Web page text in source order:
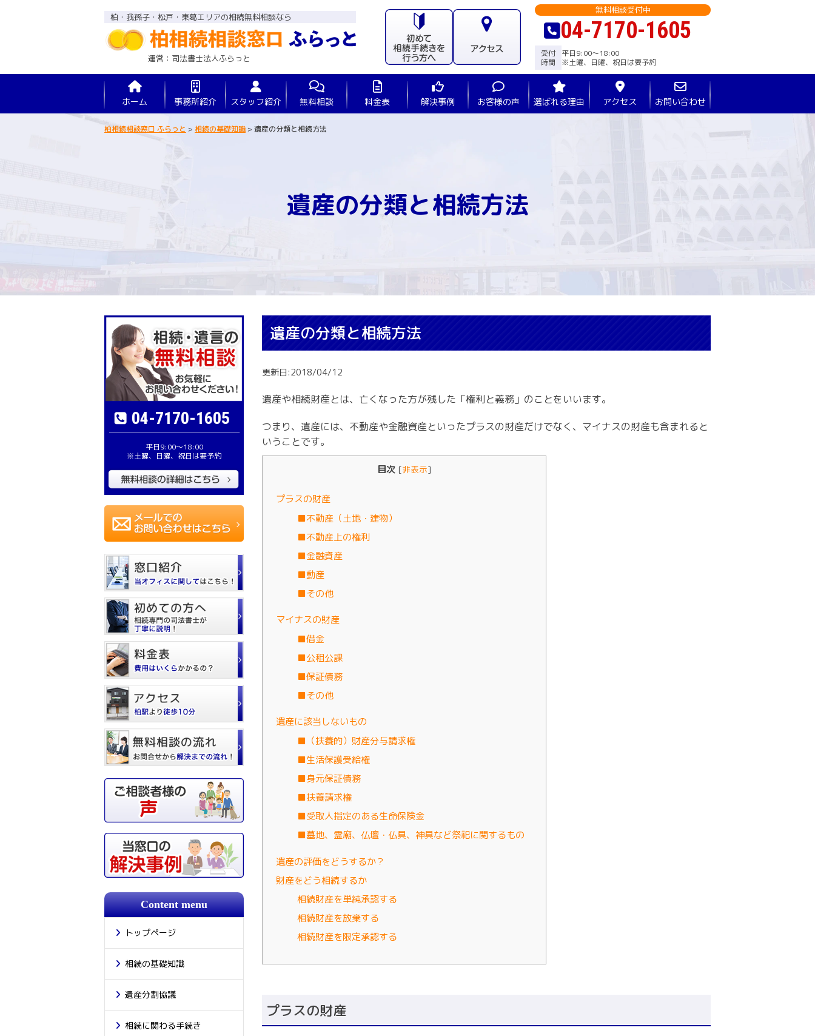
柏・我孫子・松戸・東葛エリアの相続無料相談なら
運営：司法書士法人ふらっと
無料相談受付中
04-7170-1605
受付
時間
平日9:00〜18:00
※土曜、日曜、祝日は要予約
ホーム 事務所紹介 スタッフ紹介 無料相談 料金表 解決事例 お客様の声 選ばれる理由 アクセス お問い合わせ
柏相続相談窓口 ふらっと > 相続の基礎知識 > 遺産の分類と相続方法
遺産の分類と相続方法
04-7170-1605
平日9:00〜18:00
※土曜、日曜、祝日は要予約
Content menu
トップページ
相続の基礎知識
遺産分割協議
相続に関わる手続き
遺産の分類と相続方法
更新日:2018/04/12
遺産や相続財産とは、亡くなった方が残した「権利と義務」のことをいいます。
つまり、遺産には、不動産や金融資産といったプラスの財産だけでなく、マイナスの財産も含まれると
いうことです。
目次 [非表示]
プラスの財産
■不動産（土地・建物）
■不動産上の権利
■金融資産
■動産
■その他
マイナスの財産
■借金
■公租公課
■保証債務
■その他
遺産に該当しないもの
■（扶養的）財産分与請求権
■生活保護受給権
■身元保証債務
■扶養請求権
■受取人指定のある生命保険金
■墓地、霊廟、仏壇・仏具、神具など祭祀に関するもの
遺産の評価をどうするか？
財産をどう相続するか
相続財産を単純承認する
相続財産を放棄する
相続財産を限定承認する
プラスの財産